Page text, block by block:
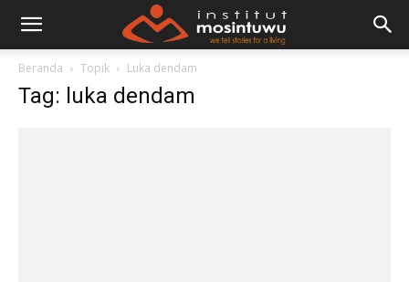
Beranda Topik Luka dendam
Tag: luka dendam